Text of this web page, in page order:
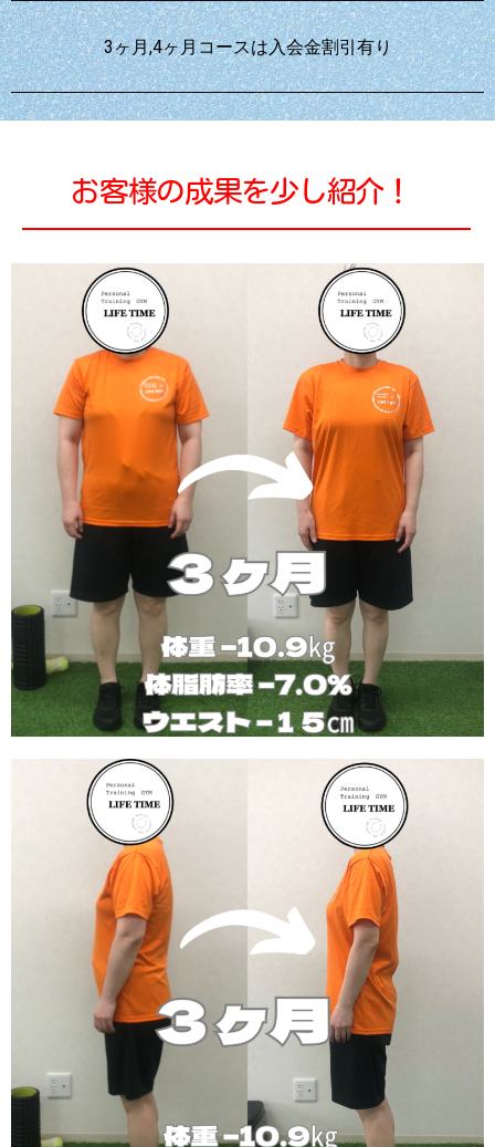
3ヶ月,4ヶ月コースは入会金割引有り
お客様の成果を少し紹介！